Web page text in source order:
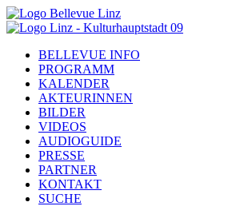
BELLEVUE INFO
PROGRAMM
KALENDER
AKTEURINNEN
BILDER
VIDEOS
AUDIOGUIDE
PRESSE
PARTNER
KONTAKT
SUCHE